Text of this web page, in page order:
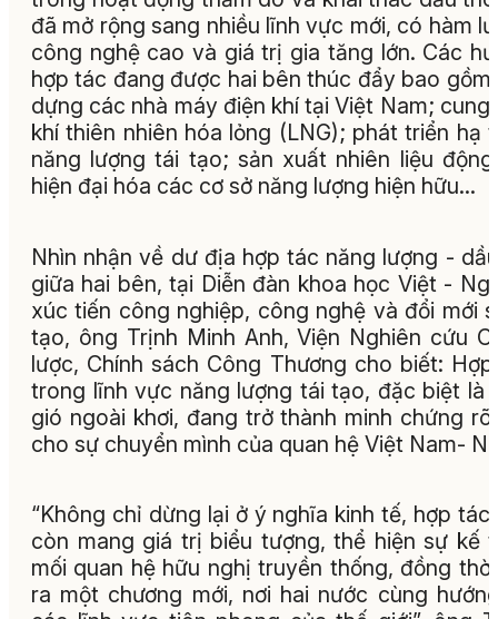
đã mở rộng sang nhiều lĩnh vực mới, có hàm
công nghệ cao và giá trị gia tăng lớn. Các
hợp tác đang được hai bên thúc đẩy bao gồm
dựng các nhà máy điện khí tại Việt Nam; cung
khí thiên nhiên hóa lỏng (LNG); phát triển hạ
năng lượng tái tạo; sản xuất nhiên liệu
hiện đại hóa các cơ sở năng lượng hiện hữu...
Nhìn nhận về dư địa hợp tác năng lượng -
giữa hai bên, tại Diễn đàn khoa học Việt -
xúc tiến công nghiệp, công nghệ và đổi mới
tạo, ông Trịnh Minh Anh, Viện Nghiên cứu
lược, Chính sách Công Thương cho biết:
trong lĩnh vực năng lượng tái tạo, đặc biệt là
gió ngoài khơi, đang trở thành minh chứng
cho sự chuyển mình của quan hệ Việt Nam-
“Không chỉ dừng lại ở ý nghĩa kinh tế, hợp tác
còn mang giá trị biểu tượng, thể hiện sự kế
mối quan hệ hữu nghị truyền thống, đồng
ra một chương mới, nơi hai nước cùng